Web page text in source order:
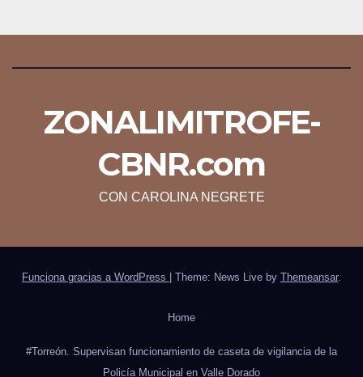
ZONALIMITROFE-
CBNR.com
CON CAROLINA NEGRETE
Funciona gracias a WordPress Theme: News Live by Themeansar.
Home
#Torreón. Supervisan funcionamiento de caseta de vigilancia de la
Policía Municipal en Valle Dorado